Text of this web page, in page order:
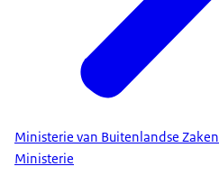
Ministerie van Buitenlandse Zaken
Ministerie